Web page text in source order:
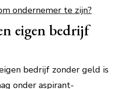
ondernemer te zijn?
eigen bedrijf
bedrijf zonder geld is
onder aspirant-